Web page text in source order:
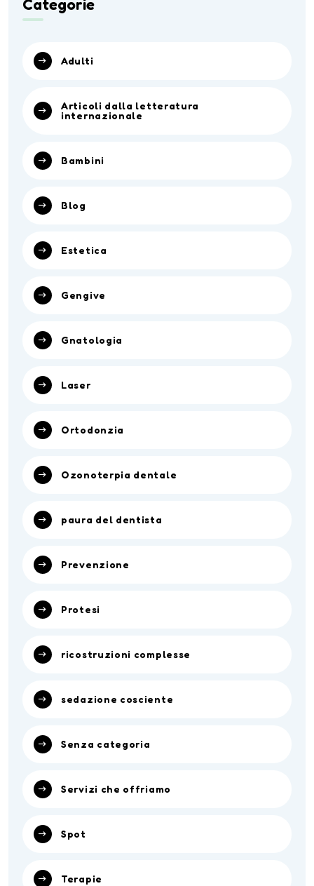
Categorie
Adulti
Articoli dalla letteratura
internazionale
Bambini
Blog
Estetica
Gengive
Gnatologia
Laser
Ortodonzia
Ozonoterpia dentale
paura del dentista
Prevenzione
Protesi
ricostruzioni complesse
sedazione cosciente
Senza categoria
Servizi che offriamo
Spot
Terapie